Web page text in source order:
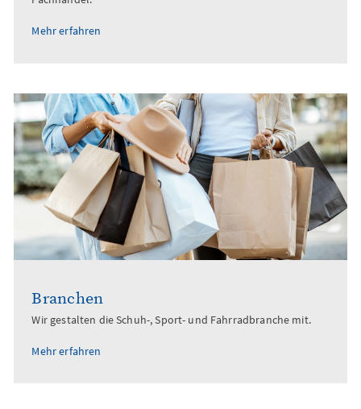
Mehr erfahren
Branchen
Wir gestalten die Schuh-, Sport- und Fahrradbranche mit.
Mehr erfahren